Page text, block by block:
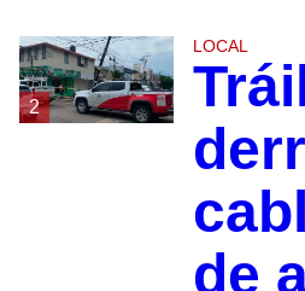
2
LOCAL
de